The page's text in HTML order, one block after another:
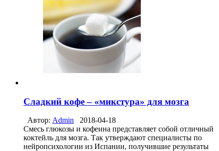
Сладкий кофе – «микстура» для мозга
Автор: Admin
2018-04-18
Смесь глюкозы и кофеина представляет собой отличный
коктейль для мозга. Так утверждают специалисты по
нейропсихологии из Испании, получившие результаты